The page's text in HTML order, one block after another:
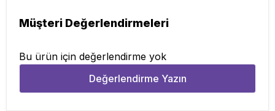
Müşteri Değerlendirmeleri
Bu ürün için değerlendirme yok
Değerlendirme Yazın